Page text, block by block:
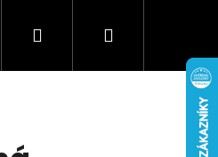
PřihlášeníNákupní